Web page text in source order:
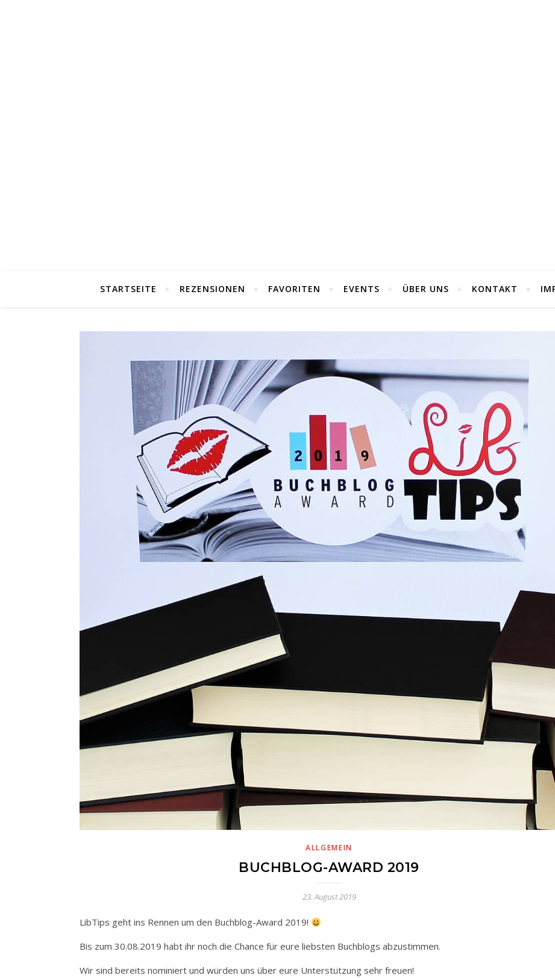
STARTSEITE REZENSIONEN FAVORITEN EVENTS ÜBER UNS KONTAKT
ALLGEMEIN
BUCHBLOG-AWARD 2019
23. August 2019
LibTips geht ins Rennen um den Buchblog-Award 2019!
Bis zum 30.08.2019 habt ihr noch die Chance für eure liebsten Buchblogs abzustimmen.
Wir sind bereits nominiert und würden uns über eure Unterstützung sehr freuen!